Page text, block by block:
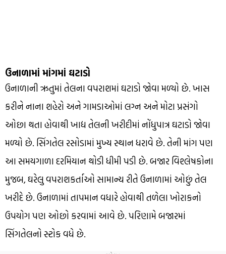
ઉનાળામાં માંગમાં ઘટાડો
ઉનાળાની ઋતુમાં તેલના વપરાશમાં ઘટાડો જોવા મળ્યો છે. ખાસ
કરીને નાના શહેરો અને ગામડાઓમાં લગ્ન અને મોટા પ્રસંગો
ઓછા થતા હોવાથી ખાદ્ય તેલની ખરીદીમાં નોંધુપાત્ર ઘટાડો જોવા
મળ્યો છે. સિંગતેલ રસોડામાં મુખ્ય સ્થાન ધરાવે છે. તેની માંગ પણ
આ સમયગાળા દરમિયાન થોડી ધીમી પડી છે. બજાર વિશ્લેષકોના
મુજબ, ઘરેલુ વપરાશકર્તાઓ સામાન્ય રીતે ઉનાળામાં ઓછું તેલ
ખરીદે છે. ઉનાળામાં તાપમાન વધારે હોવાથી તળેલા ખોરાકનો
ઉપયોગ પણ ઓછો કરવામાં આવે છે. પરિણામે બજારમાં
સિંગતેલનો સ્ટોક વધે છે.